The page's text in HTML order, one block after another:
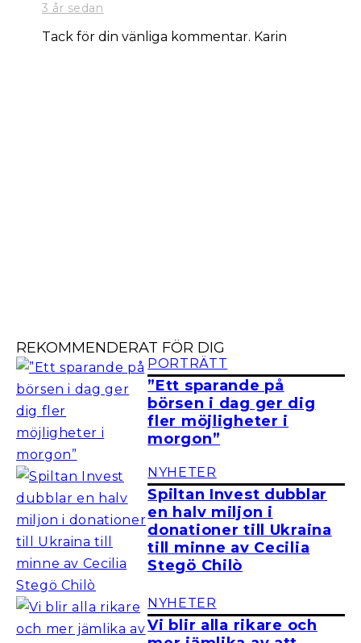
3 år sedan
Tack för din vänliga kommentar. Karin
REKOMMENDERAT FÖR DIG
PORTRÄTT
”Ett sparande på
börsen i dag ger dig
fler möjligheter i
morgon”
NYHETER
Spiltan Invest dubblar
en halv miljon i
donationer till Ukraina
till minne av Cecilia
Stegö Chilò
NYHETER
Vi blir alla rikare och